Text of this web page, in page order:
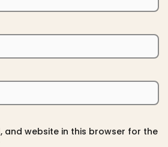
and website in this browser for the